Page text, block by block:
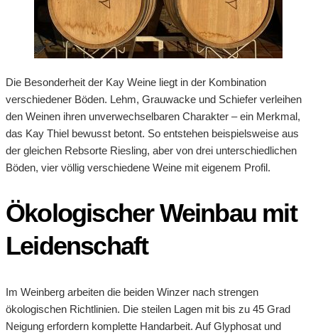
Die Besonderheit der Kay Weine liegt in der Kombination
verschiedener Böden. Lehm, Grauwacke und Schiefer verleihen
den Weinen ihren unverwechselbaren Charakter – ein Merkmal,
das Kay Thiel bewusst betont. So entstehen beispielsweise aus
der gleichen Rebsorte Riesling, aber von drei unterschiedlichen
Böden, vier völlig verschiedene Weine mit eigenem Profil.
Ökologischer Weinbau mit
Leidenschaft
Im Weinberg arbeiten die beiden Winzer nach strengen
ökologischen Richtlinien. Die steilen Lagen mit bis zu 45 Grad
Neigung erfordern komplette Handarbeit. Auf Glyphosat und